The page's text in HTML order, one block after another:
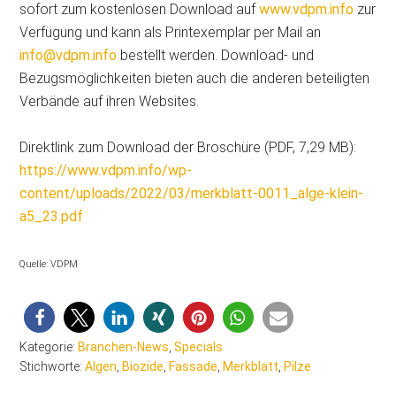
sofort zum kostenlosen Download aufwww.vdpm.info zur
Verfügung und kann als Printexemplar per Mail an
info@vdpm.info bestellt werden. Download- und
Bezugsmöglichkeiten bieten auch die anderen beteiligten
Verbände auf ihren Websites.
Direktlink zum Download der Broschüre (PDF, 7,29 MB):
https://www.vdpm.info/wp-
content/uploads/2022/03/merkblatt-0011_alge-klein-
a5_23.pdf
Quelle: VDPM
Kategorie: Branchen-News,Specials
Stichworte:Algen, Biozide, Fassade, Merkblatt, Pilze